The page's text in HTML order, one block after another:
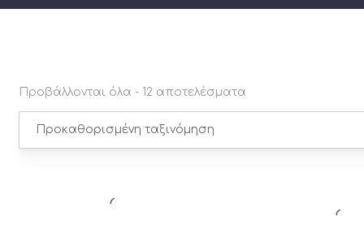
Προβάλλονται όλα - 12 αποτελέσματα